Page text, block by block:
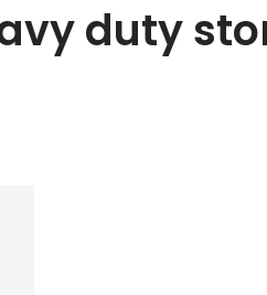
duty